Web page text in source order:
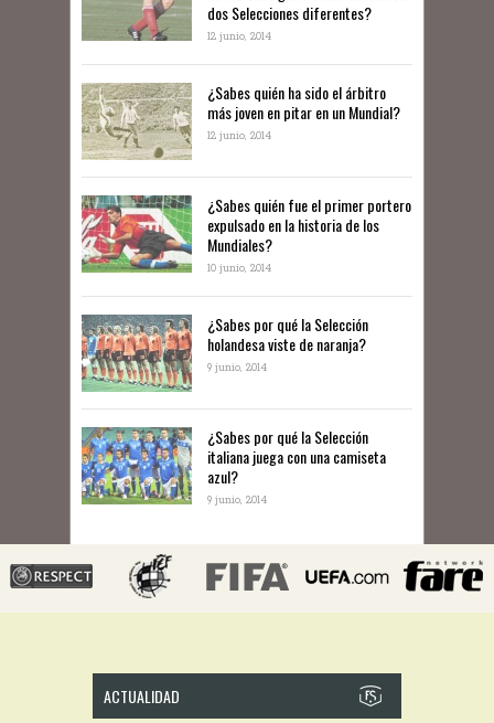
dos Selecciones diferentes?
12 junio, 2014
¿Sabes quién ha sido el árbitro
más joven en pitar en un Mundial?
12 junio, 2014
¿Sabes quién fue el primer portero
expulsado en la historia de los
Mundiales?
10 junio, 2014
​¿Sabes por qué la Selección
holandesa viste de naranja?
9 junio, 2014
¿Sabes por qué la Selección
italiana juega con una camiseta
azul?
9 junio, 2014
ACTUALIDAD